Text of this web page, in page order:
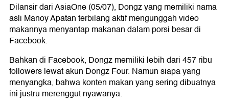
Dilansir dari AsiaOne (05/07), Dongz yang memiliki nama
asli Manoy Apatan terbilang aktif mengunggah video
makannya menyantap makanan dalam porsi besar di
Facebook.
Bahkan di Facebook, Dongz memiliki lebih dari 457 ribu
followers lewat akun Dongz Four. Namun siapa yang
menyangka, bahwa konten makan yang sering dibuatnya
ini justru merenggut nyawanya.